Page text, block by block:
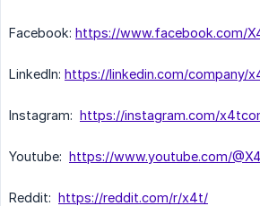
Facebook: https://www.facebook.com/
LinkedIn: https://linkedin.com/company/
Instagram: https://instagram.com/
Youtube: https://www.youtube.com/
Reddit: https://reddit.com/r/x4t/